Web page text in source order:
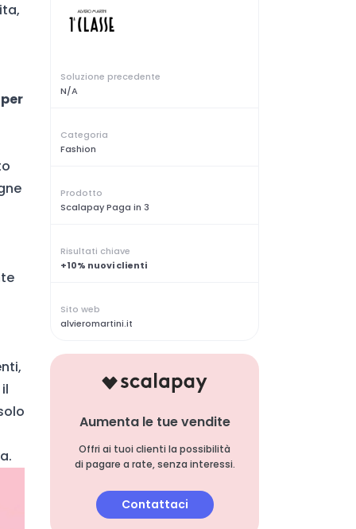
Soluzione precedente
N/A
Categoria
Fashion
Prodotto
Scalapay Paga in 3
Risultati chiave
+10% nuovi clienti
Sito web
alvieromartini.it
Aumenta le tue vendite
Offri ai tuoi clienti la possibilità
di pagare a rate, senza interessi.
Contattaci